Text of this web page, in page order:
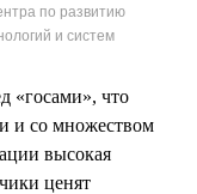
по развитию
и систем
«госами», что
и со множеством
высокая
ценят